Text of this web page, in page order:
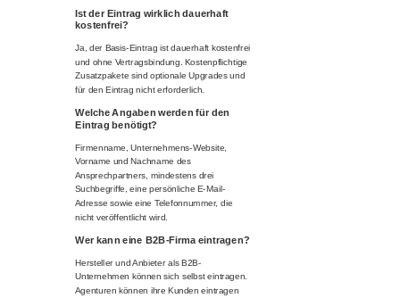
Ist der Eintrag wirklich dauerhaft
kostenfrei?
Ja, der Basis-Eintrag ist dauerhaft kostenfrei
und ohne Vertragsbindung. Kostenpflichtige
Zusatzpakete sind optionale Upgrades und
für den Eintrag nicht erforderlich.
Welche Angaben werden für den
Eintrag benötigt?
Firmenname, Unternehmens-Website,
Vorname und Nachname des
Ansprechpartners, mindestens drei
Suchbegriffe, eine persönliche E-Mail-
Adresse sowie eine Telefonnummer, die
nicht veröffentlicht wird.
Wer kann eine B2B-Firma eintragen?
Hersteller und Anbieter als B2B-
Unternehmen können sich selbst eintragen.
Agenturen können ihre Kunden eintragen